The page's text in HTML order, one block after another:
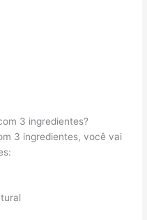
3 ingredientes?
3 ingredientes, você vai